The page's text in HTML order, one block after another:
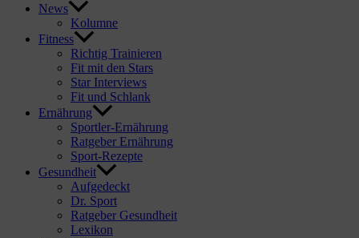
News
Kolumne
Fitness
Richtig Trainieren
Fit mit den Stars
Star Interviews
Fit und Schlank
Ernährung
Sportler-Ernährung
Ratgeber Ernährung
Sport-Rezepte
Gesundheit
Aufgedeckt
Dr. Sport
Ratgeber Gesundheit
Lexikon